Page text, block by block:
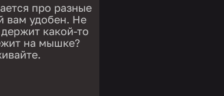
про разные
вам удобен. Не
какой-то
на мышке?